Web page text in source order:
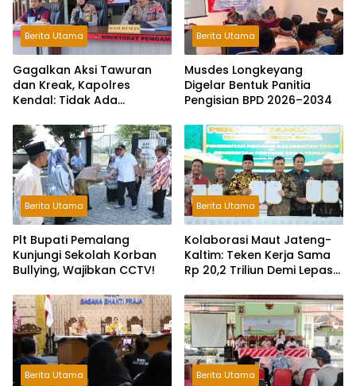
Berita Utama
Gagalkan Aksi Tawuran
dan Kreak, Kapolres
Kendal: Tidak Ada
Pelaku Kejahatan Jalanan
Berita Utama
Musdes Longkeyang
Digelar Bentuk Panitia
Pengisian BPD 2026–2034
Berita Utama
Plt Bupati Pemalang
Kunjungi Sekolah Korban
Bullying, Wajibkan CCTV!
Berita Utama
Kolaborasi Maut Jateng-
Kaltim: Teken Kerja Sama
Rp 20,2 Triliun Demi Lepas
Berita Utama Berita Utama